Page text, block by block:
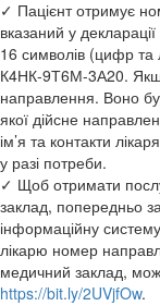
✓ Пацієнт отримує
вказаний у
16 символів (цифр та
К4НК-9Т6М-3А20.
направлення. Воно
якої дійсне
ім’я та контакти
у разі потреби.
✓ Щоб отримати
заклад, попередньо
інформаційну
лікарю номер
медичний заклад,
https://bit.ly/2UVjfOw.